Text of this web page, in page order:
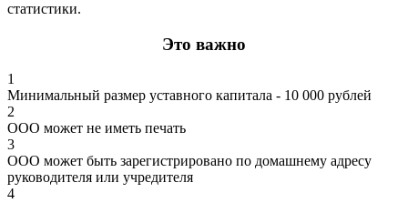
статистики.
Это важно
1
Минимальный размер уставного капитала - 10 000 рублей
2
ООО может не иметь печать
3
ООО может быть зарегистрировано по домашнему адресу
руководителя или учредителя
4